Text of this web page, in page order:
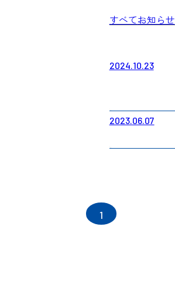
すべてお知らせ
2024.10.23
2023.06.07
1